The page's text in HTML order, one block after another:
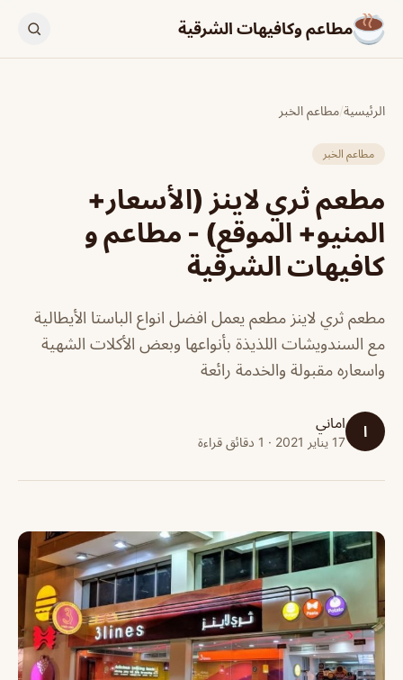
مطاعم وكافيهات الشرقية
الرئيسية/مطاعم الخبر
مطاعم الخبر
مطعم ثري لاينز (الأسعار+
المنيو+ الموقع) - مطاعم و
كافيهات الشرقية
مطعم ثري لاينز مطعم يعمل افضل انواع الباستا الأيطالية
مع السندويشات اللذيذة بأنواعها وبعض الأكلات الشهية
واسعاره مقبولة والخدمة رائعة
ا اماني
17 يناير 2021 · 1 دقائق قراءة